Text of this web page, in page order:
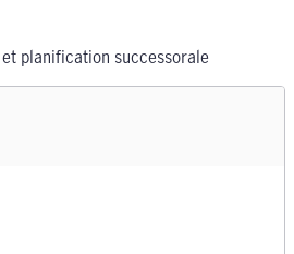
planification successorale